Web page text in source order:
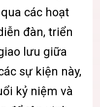
các hoạt
đàn, triển
lưu giữa
sự kiện này,
kỷ niệm và